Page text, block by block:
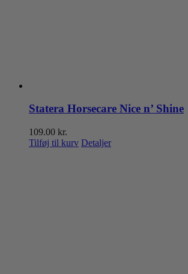
Statera Horsecare Nice n’ Shine
109.00 kr.
Tilføj til kurv Detaljer